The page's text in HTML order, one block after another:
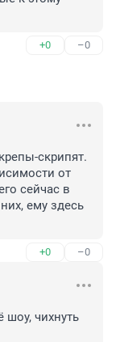
+0 –0
скрипят.
от
сейчас в
ему здесь
+0 –0
шоу, чихнуть